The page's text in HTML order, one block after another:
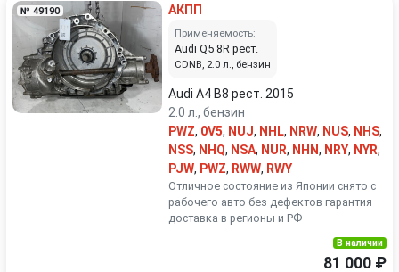
№ 49190 АКПП
Применяемость:
Audi Q5 8R рест.
CDNB, 2.0 л., бензин
Audi A4 B8 рест. 2015
2.0 л., бензин
PWZ, 0V5, NUJ, NHL, NRW, NUS, NHS,
NSS, NHQ, NSA, NUR, NHN, NRY, NYR,
PJW, PWZ, RWW, RWY
Отличное состояние из Японии снято с
рабочего авто без дефектов гарантия
доставка в регионы и РФ
В наличии
81 000 ₽